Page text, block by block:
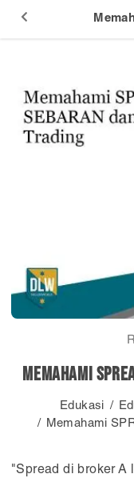
Memahami
Edukasi
Memahami
"Spread di broker A